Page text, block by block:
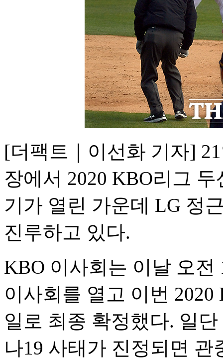
[더팩트｜이선화 기자]
장에서 2020 KBO리그
기가 열린 가운데 LG 정
진루하고 있다.
KBO 이사회는 이날 오
이사회를 열고 이번
일로 최종 확정했다. 일
나19 사태가 진정되면